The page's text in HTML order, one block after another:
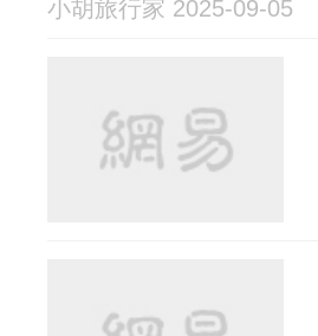
小胡旅行家 2025-09-05